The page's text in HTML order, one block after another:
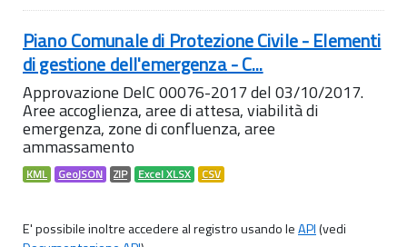
Piano Comunale di Protezione Civile - Elementi
di gestione dell'emergenza - C...
Approvazione DelC 00076-2017 del 03/10/2017.
Aree accoglienza, aree di attesa, viabilità di
emergenza, zone di confluenza, aree
ammassamento
KML GeoJSON ZIP Excel XLSX CSV
E' possibile inoltre accedere al registro usando leAPI(vedi